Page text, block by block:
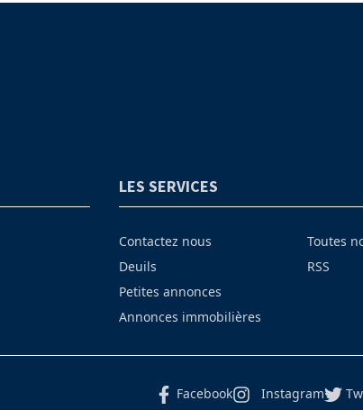
LES SERVICES
Contactez nous
Deuils
Petites annonces
Annonces immobilières
Toutes
RSS
Facebook Instagram